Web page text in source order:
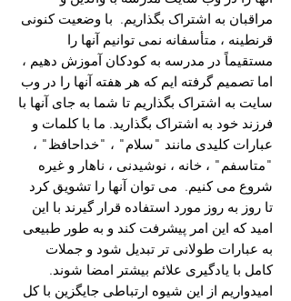
مراقبان به اشتراک بگذاریم. با وضعیت کنونی
قرنطینه ، متأسفانه نمی توانیم آنها را
مستقیماً در مدرسه به کودکان آموزش دهیم ،
اما تصمیم گرفته ایم که هر هفته آنها را در وب
سایت به اشتراک بگذاریم تا شما به جای آنها با
فرزند خود به اشتراک بگذارید. ما با کلمات و
عبارات کلیدی مانند "سلام" ، "خداحافظ" ،
"متاسفم" ، خانه ، نوشیدنی ، ناهار و غیره
شروع می کنیم. می توان آنها را تشویق کرد
تا روز به روز مورد استفاده قرار گیرند با این
امید که این امر پیشرفت کند و به طور طبیعی
به عبارات طولانی تر تبدیل شود و جملات
کامل با یادگیری علائم بیشتر امضا شوند.
امیدواریم از این شیوه ارتباطی جایگزین با کل